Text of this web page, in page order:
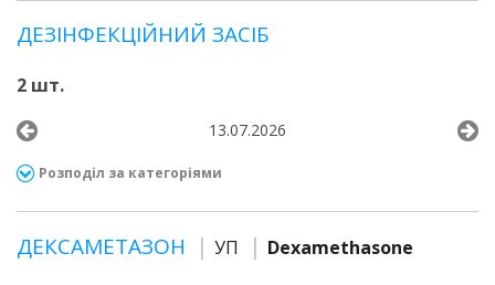
ДЕЗІНФЕКЦІЙНИЙ ЗАСІБ
2 шт.
13.07.2026
Розподіл за категоріями
ДЕКСАМЕТАЗОН УП Dexamethasone